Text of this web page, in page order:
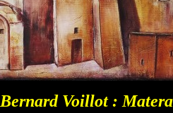
Bernard Voillot :